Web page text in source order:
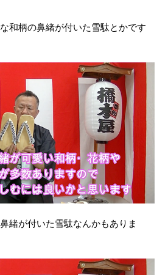
和柄の鼻緒が付いた雪駄とかです
緒が付いた雪駄なんかもありま